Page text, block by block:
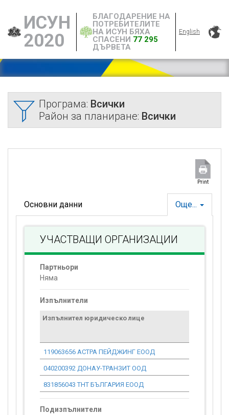
ИСУН
2020
БЛАГОДАРЕНИЕ НА
ПОТРЕБИТЕЛИТЕ
НА ИСУН БЯХА
СПАСЕНИ 77 295
ДЪРВЕТА
English
Програма: Всички
Район за планиране: Всички
Print
Още...
Основни данни
УЧАСТВАЩИ ОРГАНИЗАЦИИ
Партньори
Няма
Изпълнители
Изпълнител юридическо лице
119063656 АСТРА ПЕЙДЖИНГ ЕООД
040200392 ДОНАУ-ТРАНЗИТ ООД
831856043 ТНТ БЪЛГАРИЯ ЕООД
Подизпълнители